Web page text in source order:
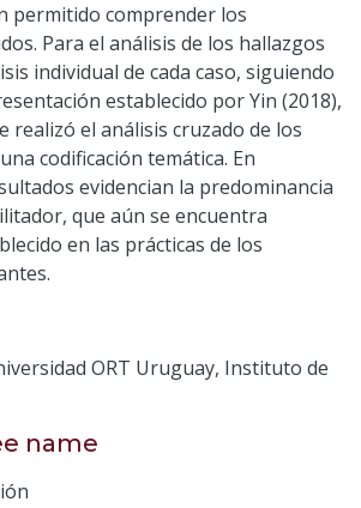
permitido comprender los
Para el análisis de los hallazgos
individual de cada caso, siguiendo
establecido por Yin (2018),
realizó el análisis cruzado de los
codificación temática. En
evidencian la predominancia
que aún se encuentra
en las prácticas de los
ORT Uruguay, Instituto de
name